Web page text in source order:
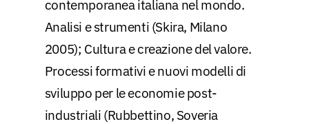
contemporanea italiana nel mondo.
Analisi e strumenti (Skira, Milano
2005); Cultura e creazione del valore.
Processi formativi e nuovi modelli di
sviluppo per le economie post-
industriali (Rubbettino, Soveria